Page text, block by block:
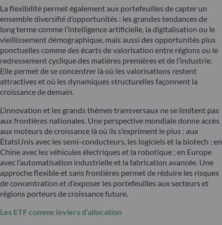
La flexibilité permet également aux portefeuilles de capter un
ensemble diversifié d’opportunités : les grandes tendances de
long terme comme l’intelligence artificielle, la digitalisation ou le
vieillissement démographique, mais aussi des opportunités plus
ponctuelles comme des écarts de valorisation entre régions ou le
redressement cyclique des matières premières et de l’industrie.
Elle permet de se concentrer là où les valorisations restent
attractives et où les dynamiques structurelles façonnent la
croissance de demain.
L’innovation et les grands thèmes transversaux ne se limitent pas
aux frontières nationales. Une perspective mondiale donne accès
aux moteurs de croissance là où ils s’expriment le plus : aux
ÉtatsUnis avec les semi-conducteurs, les logiciels et la biotech ; en
Chine avec les véhicules électriques et la robotique ; en Europe
avec l’automatisation industrielle et la fabrication avancée. Une
approche flexible et sans frontières permet de réduire les risques
de concentration et d’exposer les portefeuilles aux secteurs et
régions porteurs de croissance future.
Les ETF comme leviers d’allocation